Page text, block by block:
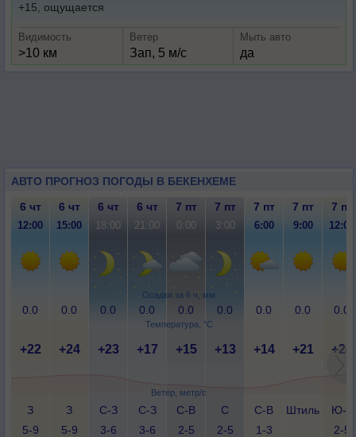
+15, ощущается
Видимость
>10 км
Ветер
Зап, 5 м/с
Мыть авто
да
АВТО ПРОГНОЗ ПОГОДЫ В БЕКЕНХЕМЕ
Осадки за 6 ч, мм
Температура, °C
Ветер, метр/с
6 чт 6 чт 6 чт 6 чт 7 пт 7 пт 7 пт 7 пт 7 пт
12:00 15:00 18:00 21:00 0:00 3:00 6:00 9:00 12:00
0.0 0.0 0.0 0.0 0.0 0.0 0.0 0.0 0.0
+22 +24 +23 +17 +15 +13 +14 +21 +24
З
5-9
З
5-9
С-З
3-6
С-З
3-6
С-В
2-5
С
2-5
С-В
1-3
Штиль
Ю-З
2-5